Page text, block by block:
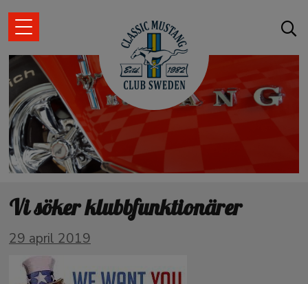
Vi söker klubbfunktionärer
29 april 2019